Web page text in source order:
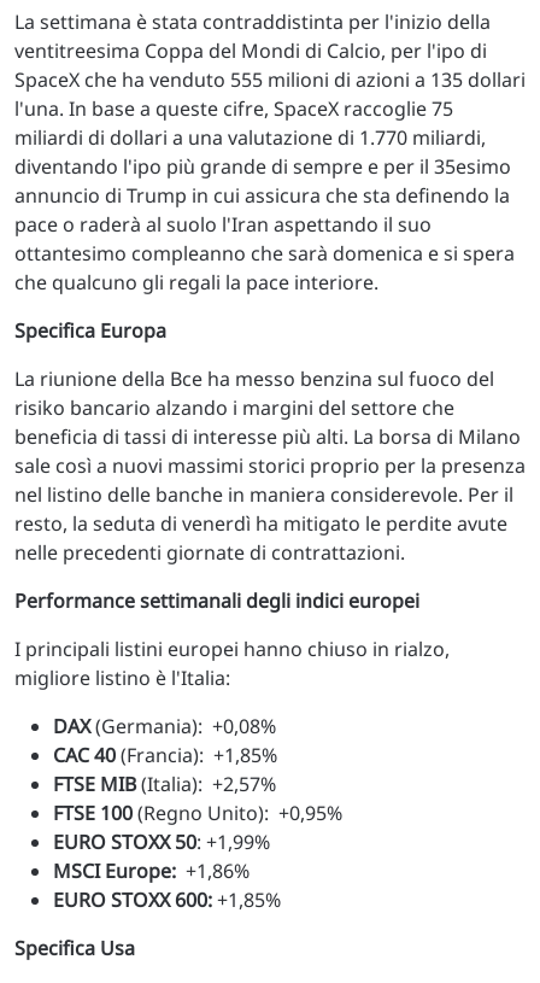
La settimana è stata contraddistinta per l'inizio della
ventitreesima Coppa del Mondi di Calcio, per l'ipo di
SpaceX che ha venduto 555 milioni di azioni a 135 dollari
l'una. In base a queste cifre, SpaceX raccoglie 75
miliardi di dollari a una valutazione di 1.770 miliardi,
diventando l'ipo più grande di sempre e per il 35esimo
annuncio di Trump in cui assicura che sta definendo la
pace o raderà al suolo l'Iran aspettando il suo
ottantesimo compleanno che sarà domenica e si spera
che qualcuno gli regali la pace interiore.
Specifica Europa
La riunione della Bce ha messo benzina sul fuoco del
risiko bancario alzando i margini del settore che
beneficia di tassi di interesse più alti. La borsa di Milano
sale così a nuovi massimi storici proprio per la presenza
nel listino delle banche in maniera considerevole. Per il
resto, la seduta di venerdì ha mitigato le perdite avute
nelle precedenti giornate di contrattazioni.
Performance settimanali degli indici europei
I principali listini europei hanno chiuso in rialzo,
migliore listino è l'Italia:
DAX(Germania): +0,08%
CAC 40(Francia): +1,85%
FTSE MIB(Italia): +2,57%
FTSE 100(Regno Unito): +0,95%
EURO STOXX 50: +1,99%
MSCI Europe: +1,86%
EURO STOXX 600:+1,85%
Specifica Usa